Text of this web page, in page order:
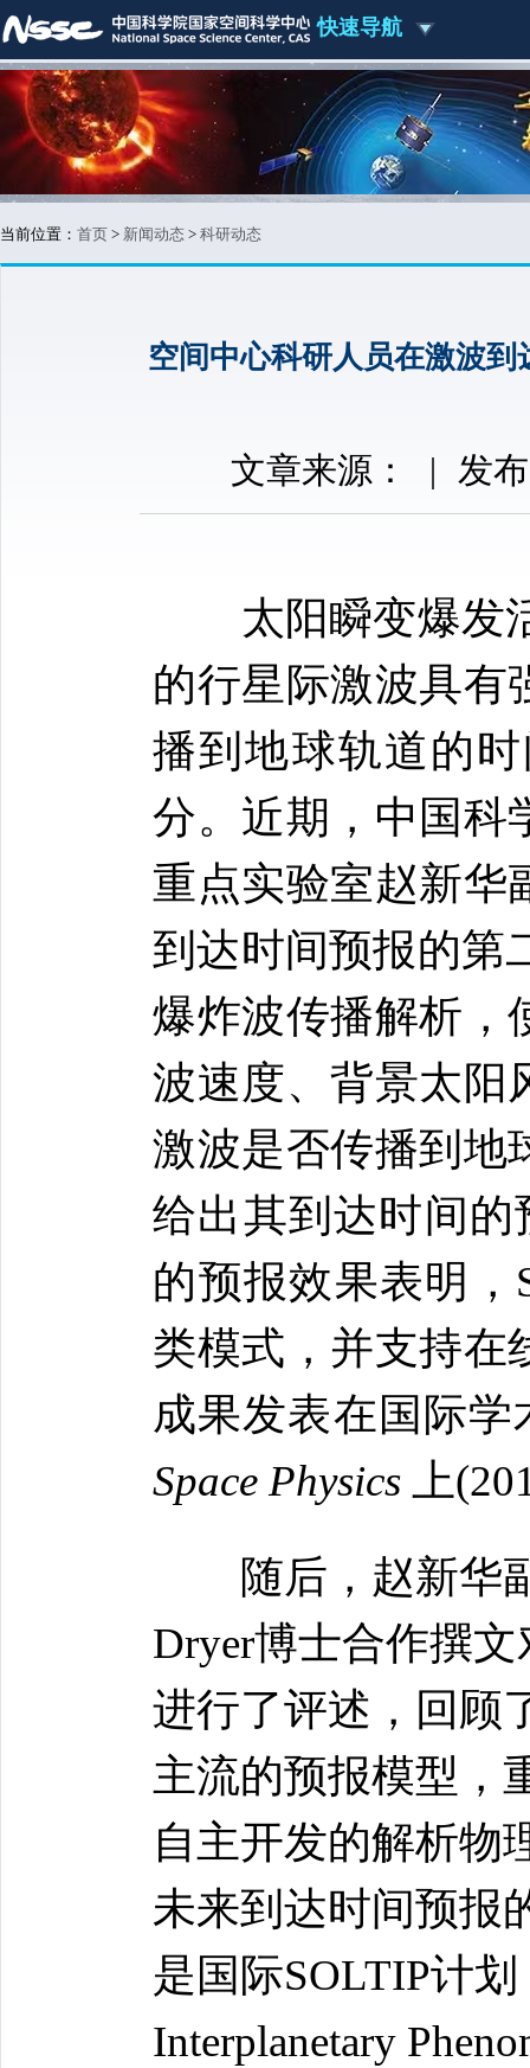
快速导航
当前位置： 首页 > 新闻动态 > 科研动态
空间中心科研人员在激波到
文章来源： | 发
太阳瞬变爆发
的行星际激波具有
播到地球轨道的
分。近期，中国科
重点实验室赵新华
到达时间预报的第
爆炸波传播解析，
波速度、背景太阳
激波是否传播到地
给出其到达时间的
的预报效果表明
类模式，并支持在
成果发表在国际学
Space Physics
上
随后，赵新华副
Dryer博士合作撰
进行了评述，回顾
主流的预报模型，
自主开发的解析物
未来到达时间预报
是国际SOLTIP计划
Interplanetary